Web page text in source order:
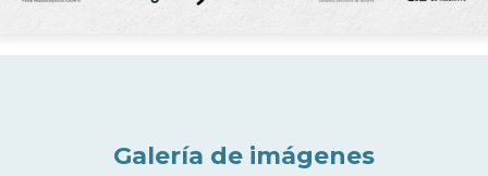
Galería de imágenes